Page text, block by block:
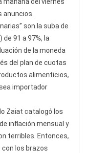
mañana del viernes
anuncios.
son la suba de
91 a 97%, la
de la moneda
del plan de cuotas
alimenticios,
importador
Zaiat catalogó los
inflación mensual y
terribles. Entonces,
con los brazos